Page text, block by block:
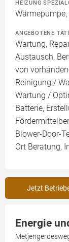
HEIZUNG
ANGEBOTENE
Wartung,
Austausch,
von
Reinigung /
Wartung /
Batterie,
Blower-Door-
Ort Beratung,
Jetzt
Energie